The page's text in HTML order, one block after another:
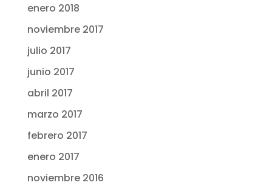
enero 2018
noviembre 2017
julio 2017
junio 2017
abril 2017
marzo 2017
febrero 2017
enero 2017
noviembre 2016